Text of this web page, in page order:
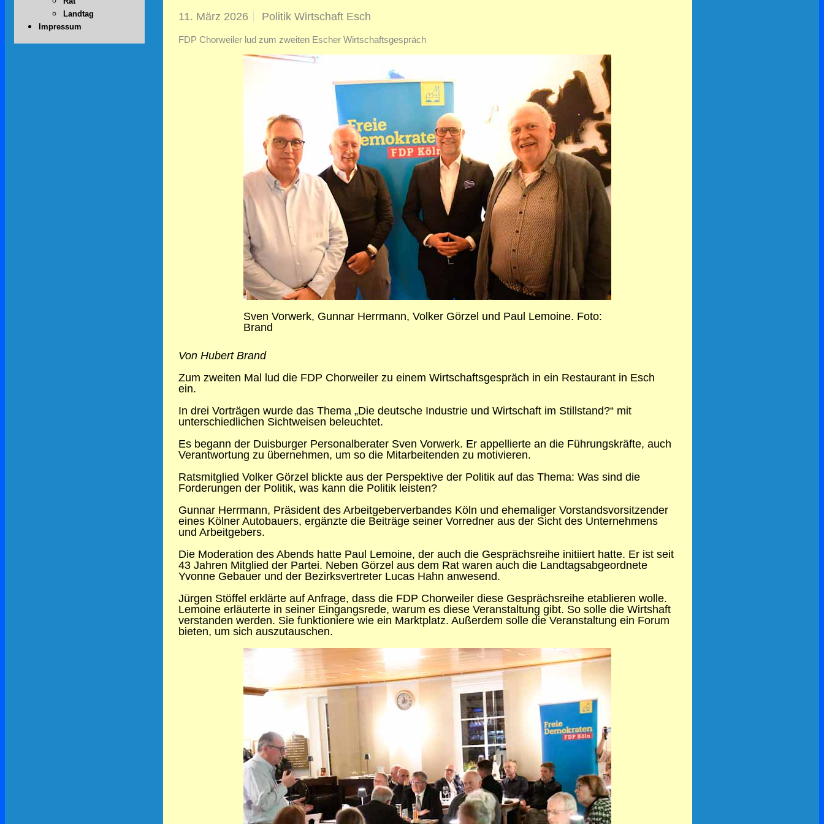
Landtag
Impressum
11. März 2026 Politik Wirtschaft Esch
FDP Chorweiler lud zum zweiten Escher Wirtschaftsgespräch
Sven Vorwerk, Gunnar Herrmann, Volker Görzel und Paul Lemoine. Foto:
Brand
Von Hubert Brand
Zum zweiten Mal lud die FDP Chorweiler zu einem Wirtschaftsgespräch in ein Restaurant in Esch
ein.
In drei Vorträgen wurde das Thema „Die deutsche Industrie und Wirtschaft im Stillstand?“ mit
unterschiedlichen Sichtweisen beleuchtet.
Es begann der Duisburger Personalberater Sven Vorwerk. Er appellierte an die Führungskräfte, auch
Verantwortung zu übernehmen, um so die Mitarbeitenden zu motivieren.
Ratsmitglied Volker Görzel blickte aus der Perspektive der Politik auf das Thema: Was sind die
Forderungen der Politik, was kann die Politik leisten?
Gunnar Herrmann, Präsident des Arbeitgeberverbandes Köln und ehemaliger Vorstandsvorsitzender
eines Kölner Autobauers, ergänzte die Beiträge seiner Vorredner aus der Sicht des Unternehmens
und Arbeitgebers.
Die Moderation des Abends hatte Paul Lemoine, der auch die Gesprächsreihe initiiert hatte. Er ist seit
43 Jahren Mitglied der Partei. Neben Görzel aus dem Rat waren auch die Landtagsabgeordnete
Yvonne Gebauer und der Bezirksvertreter Lucas Hahn anwesend.
Jürgen Stöffel erklärte auf Anfrage, dass die FDP Chorweiler diese Gesprächsreihe etablieren wolle.
Lemoine erläuterte in seiner Eingangsrede, warum es diese Veranstaltung gibt. So solle die Wirtshaft
verstanden werden. Sie funktioniere wie ein Marktplatz. Außerdem solle die Veranstaltung ein Forum
bieten, um sich auszutauschen.